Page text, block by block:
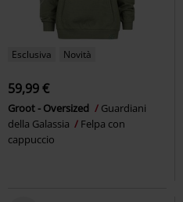
Esclusiva Novità
59,99 €
Groot - Oversized
Guardiani
della Galassia
Felpa con
cappuccio